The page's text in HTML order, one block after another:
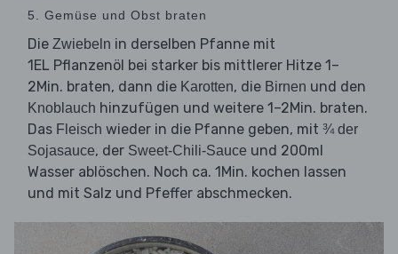
5. Gemüse und Obst braten
Die Zwiebeln in derselben Pfanne mit
1EL Pflanzenöl bei starker bis mittlerer Hitze 1–
2Min. braten, dann die Karotten, die Birnen und den
Knoblauch hinzufügen und weitere 1–2Min. braten.
Das Fleisch wieder in die Pfanne geben, mit ¾ der
Sojasauce, der Sweet-Chili-Sauce und 200ml
Wasser ablöschen. Noch ca. 1Min. kochen lassen
und mit Salz und Pfeffer abschmecken.